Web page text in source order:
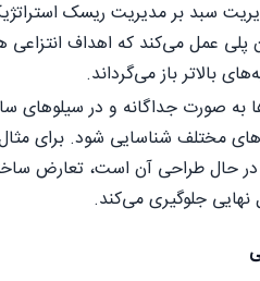
سبد بر مدیریت ریسک
عمل می‌کند که اهداف انتزاعی
بالاتر باز می‌گرداند.
صورت جداگانه و در سیلوهای
مختلف شناسایی شود. برای
در حال طراحی آن است، تعارض
نهایی جلوگیری می‌کند.